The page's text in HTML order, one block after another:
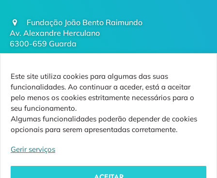
Este site utiliza cookies para algumas das suas
funcionalidades. Ao continuar a aceder, está a aceitar
pelo menos os cookies estritamente necessários para o
seu funcionamento.
Algumas funcionalidades poderão depender de cookies
opcionais para serem apresentadas corretamente.
Gerir serviços
Fundação João Bento Raimundo
Av. Alexandre Herculano
6300-659 Guarda
271 220 410
(chamada para rede fixa nacional)
Siga-nos